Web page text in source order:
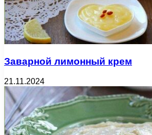
Заварной лимонный крем
21.11.2024